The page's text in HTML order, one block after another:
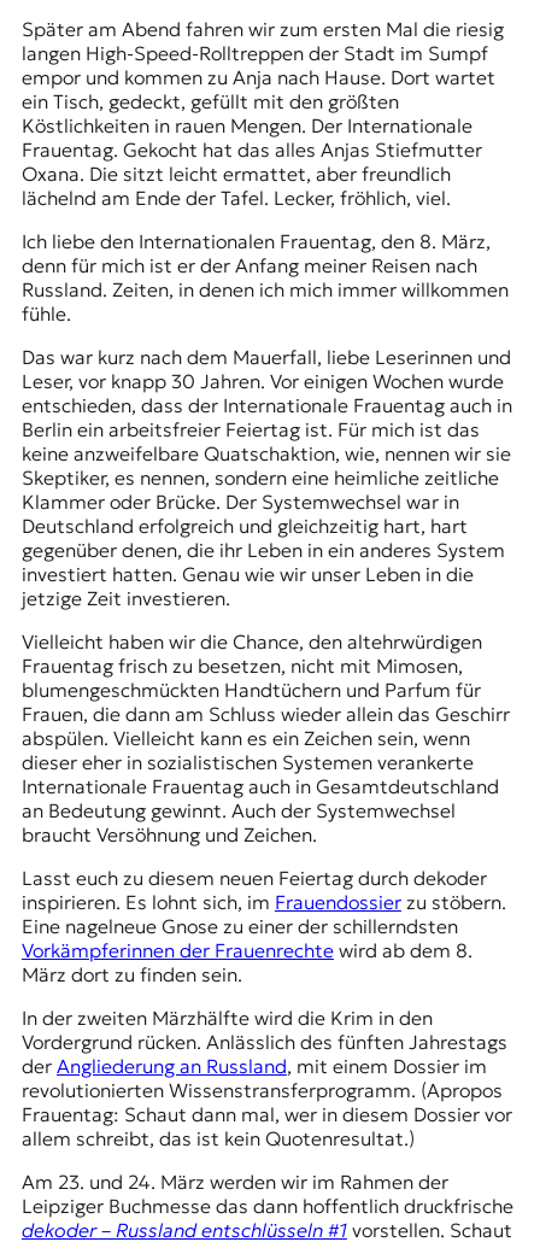
e
n
z
z
u
O
s
t
u
r
o
p
Später am Abend fahren wir zum ersten Mal die riesig
langen High-Speed-Rolltreppen der Stadt im Sumpf
empor und kommen zu Anja nach Hause. Dort wartet
ein Tisch, gedeckt, gefüllt mit den größten
Köstlichkeiten in rauen Mengen. Der Internationale
Frauentag. Gekocht hat das alles Anjas Stiefmutter
Oxana. Die sitzt leicht ermattet, aber freundlich
lächelnd am Ende der Tafel. Lecker, fröhlich, viel.
Ich liebe den Internationalen Frauentag, den 8. März,
denn für mich ist er der Anfang meiner Reisen nach
Russland. Zeiten, in denen ich mich immer willkommen
fühle.
Das war kurz nach dem Mauerfall, liebe Leserinnen und
Leser, vor knapp 30 Jahren. Vor einigen Wochen wurde
entschieden, dass der Internationale Frauentag auch in
Berlin ein arbeitsfreier Feiertag ist. Für mich ist das
keine anzweifelbare Quatschaktion, wie, nennen wir sie
Skeptiker, es nennen, sondern eine heimliche zeitliche
Klammer oder Brücke. Der Systemwechsel war in
Deutschland erfolgreich und gleichzeitig hart, hart
gegenüber denen, die ihr Leben in ein anderes System
investiert hatten. Genau wie wir unser Leben in die
jetzige Zeit investieren.
Vielleicht haben wir die Chance, den altehrwürdigen
Frauentag frisch zu besetzen, nicht mit Mimosen,
blumengeschmückten Handtüchern und Parfum für
Frauen, die dann am Schluss wieder allein das Geschirr
abspülen. Vielleicht kann es ein Zeichen sein, wenn
dieser eher in sozialistischen Systemen verankerte
Internationale Frauentag auch in Gesamtdeutschland
an Bedeutung gewinnt. Auch der Systemwechsel
braucht Versöhnung und Zeichen.
Lasst euch zu diesem neuen Feiertag durch dekoder
inspirieren. Es lohnt sich, im Frauendossierzu stöbern.
Eine nagelneue Gnose zu einer der schillerndsten
Vorkämpferinnen der Frauenrechtewird ab dem 8.
März dort zu finden sein.
In der zweiten Märzhälfte wird die Krim in den
Vordergrund rücken. Anlässlich des fünften Jahrestags
der Angliederung an Russland, mit einem Dossier im
revolutionierten Wissenstransferprogramm. (Apropos
Frauentag: Schaut dann mal, wer in diesem Dossier vor
allem schreibt, das ist kein Quotenresultat.)
Am 23. und 24. März werden wir im Rahmen der
Leipziger Buchmesse das dann hoffentlich druckfrische
dekoder – Russland entschlüsseln #1vorstellen. Schaut